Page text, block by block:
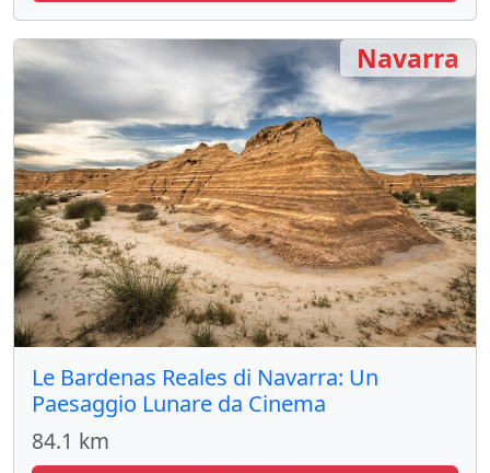
Le Bardenas Reales di Navarra: Un
Paesaggio Lunare da Cinema
84.1 km
Navarra